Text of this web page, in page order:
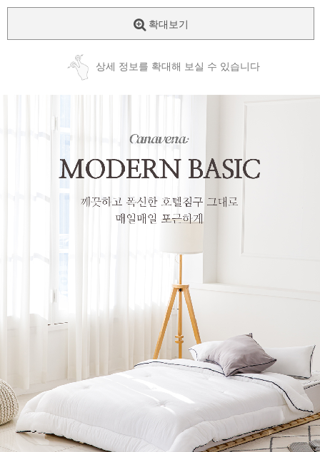
확대보기
상세 정보를 확대해 보실 수 있습니다